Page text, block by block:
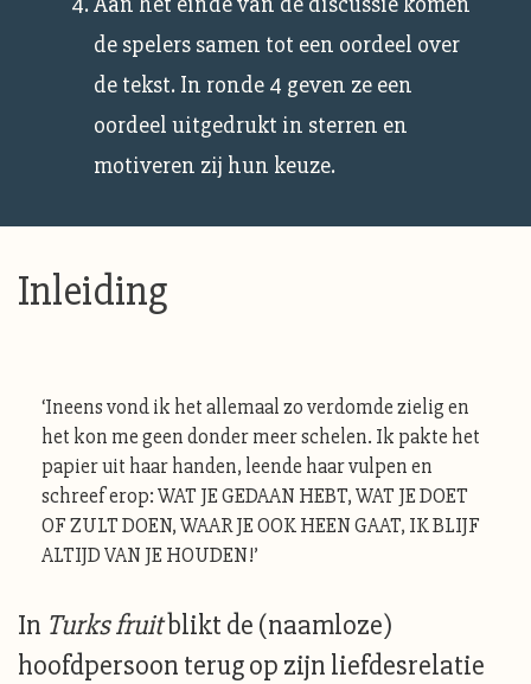
de spelers samen tot een oordeel over
de tekst. In ronde 4 geven ze een
oordeel uitgedrukt in sterren en
motiveren zij hun keuze.
Inleiding
‘Ineens vond ik het allemaal zo verdomde zielig en
het kon me geen donder meer schelen. Ik pakte het
papier uit haar handen, leende haar vulpen en
schreef erop: WAT JE GEDAAN HEBT, WAT JE DOET
OF ZULT DOEN, WAAR JE OOK HEEN GAAT, IK BLIJF
ALTIJD VAN JE HOUDEN!’
In Turks fruitblikt de (naamloze)
hoofdpersoon terug op zijn liefdesrelatie